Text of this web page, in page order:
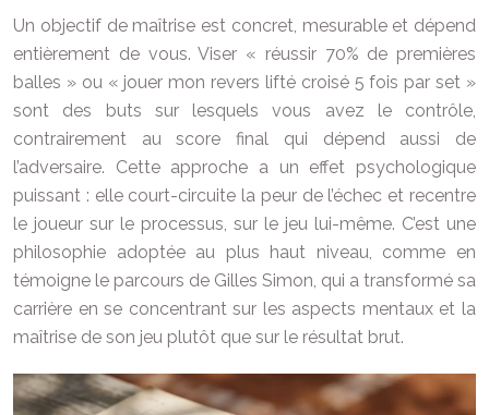
Un objectif de maîtrise est concret, mesurable et dépend
entièrement de vous. Viser « réussir 70% de premières
balles » ou « jouer mon revers lifté croisé 5 fois par set »
sont des buts sur lesquels vous avez le contrôle,
contrairement au score final qui dépend aussi de
l’adversaire. Cette approche a un effet psychologique
puissant : elle court-circuite la peur de l’échec et recentre
le joueur sur le processus, sur le jeu lui-même. C’est une
philosophie adoptée au plus haut niveau, comme en
témoigne le parcours de Gilles Simon, qui a transformé sa
carrière en se concentrant sur les aspects mentaux et la
maîtrise de son jeu plutôt que sur le résultat brut.